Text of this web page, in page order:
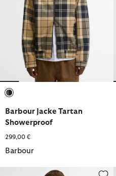
Barbour Jacke Tartan
Showerproof
299,00 €
Barbour
Barbour Wachsjacke Sandale